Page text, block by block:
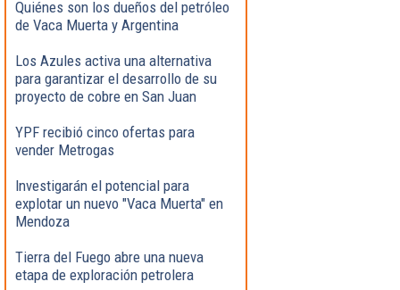
Quiénes son los dueños del petróleo
de Vaca Muerta y Argentina
Los Azules activa una alternativa
para garantizar el desarrollo de su
proyecto de cobre en San Juan
YPF recibió cinco ofertas para
vender Metrogas
Investigarán el potencial para
explotar un nuevo "Vaca Muerta" en
Mendoza
Tierra del Fuego abre una nueva
etapa de exploración petrolera